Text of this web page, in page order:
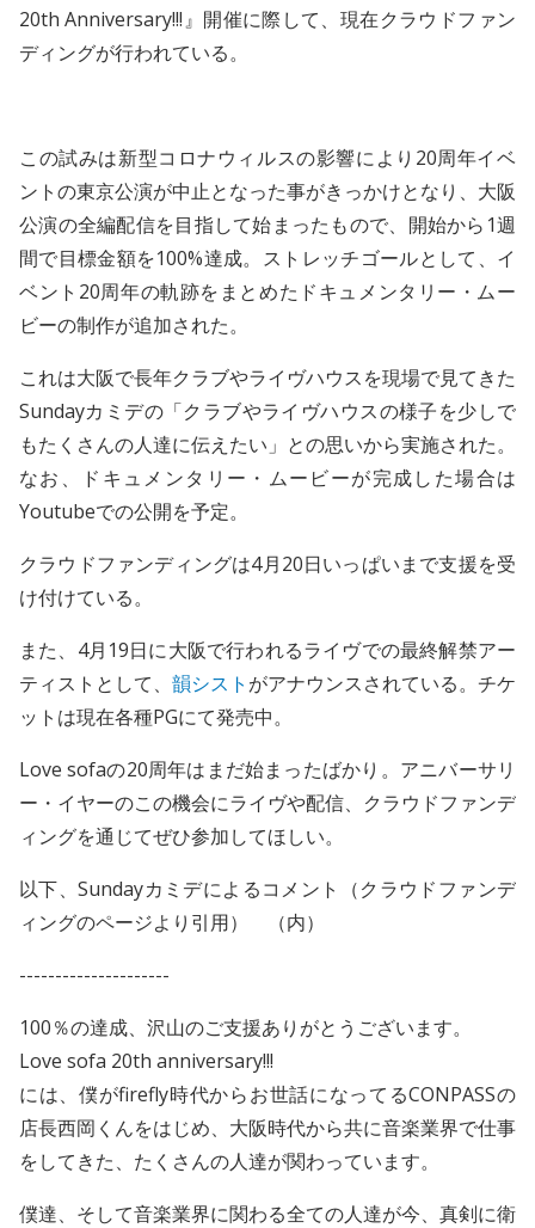
20th Anniversary!!!』開催に際して、現在クラウドファン
ディングが行われている。
この試みは新型コロナウィルスの影響により20周年イベ
ントの東京公演が中止となった事がきっかけとなり、大阪
公演の全編配信を目指して始まったもので、開始から1週
間で目標金額を100%達成。ストレッチゴールとして、イ
ベント20周年の軌跡をまとめたドキュメンタリー・ムー
ビーの制作が追加された。
これは大阪で長年クラブやライヴハウスを現場で見てきた
Sundayカミデの「クラブやライヴハウスの様子を少しで
もたくさんの人達に伝えたい」との思いから実施された。
なお、ドキュメンタリー・ムービーが完成した場合は
Youtubeでの公開を予定。
クラウドファンディングは4月20日いっぱいまで支援を受
け付けている。
また、4月19日に大阪で行われるライヴでの最終解禁アー
ティストとして、 韻シスト がアナウンスされている。チケ
ットは現在各種PGにて発売中。
Love sofaの20周年はまだ始まったばかり。アニバーサリ
ー・イヤーのこの機会にライヴや配信、クラウドファンデ
ィングを通じてぜひ参加してほしい。
以下、Sundayカミデによるコメント（クラウドファンデ
ィングのページより引用） （内）
---------------------
100％の達成、沢山のご支援ありがとうございます。
Love sofa 20th anniversary!!!
には、僕がfirefly時代からお世話になってるCONPASSの
店長西岡くんをはじめ、大阪時代から共に音楽業界で仕事
をしてきた、たくさんの人達が関わっています。
僕達、そして音楽業界に関わる全ての人達が今、真剣に衛